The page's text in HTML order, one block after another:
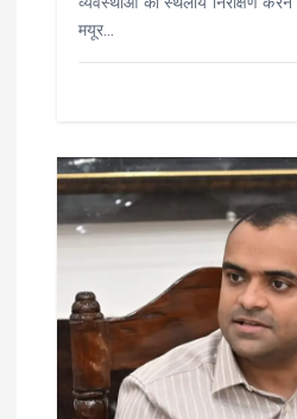
व्यवस्थाओं का स्थलीय निरीक्षण करने
मयूर…